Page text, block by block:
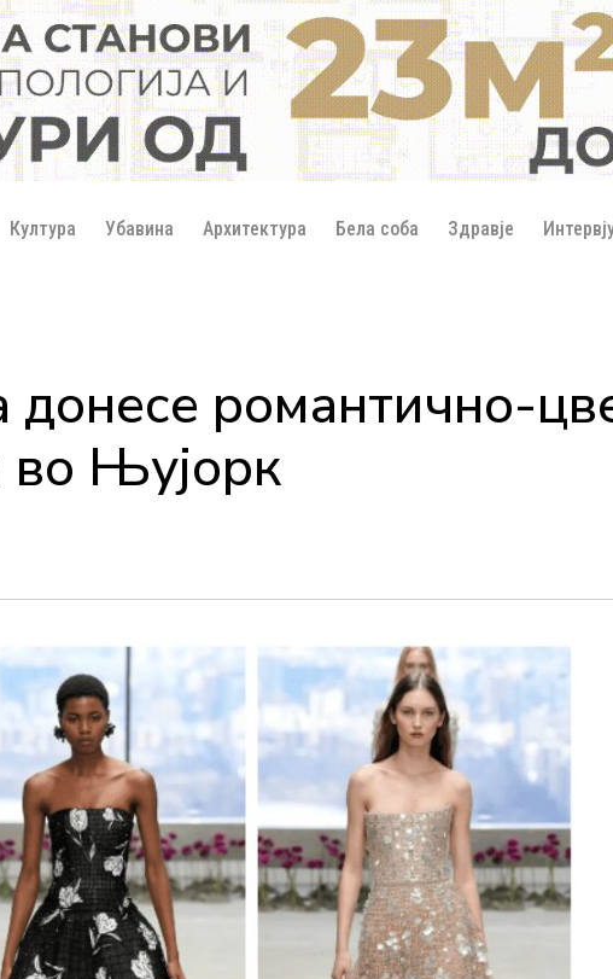
Култура Убавина Архитектура Бела соба Здравје
романтично-
во Њујорк